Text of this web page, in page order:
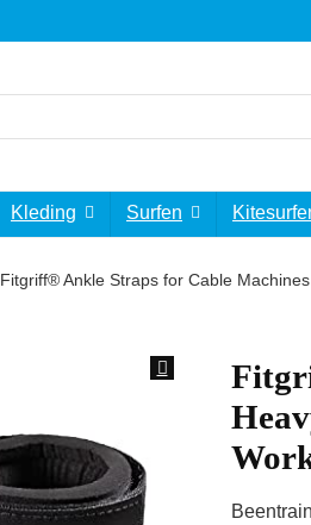
Kleding Surfen
Fitgriff® Ankle Straps for Cable